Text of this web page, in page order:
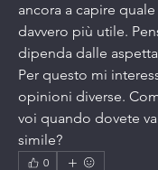
ancora a capire
davvero più utile.
dipenda dalle
Per questo mi
opinioni diverse.
voi quando dovete
simile?
0